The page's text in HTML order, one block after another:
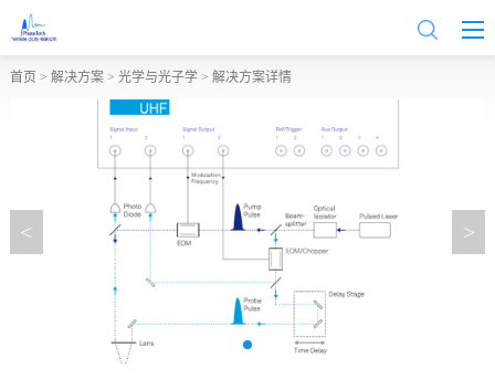
首页 > 解决方案> 光学与光子学> 解决方案详情
< >